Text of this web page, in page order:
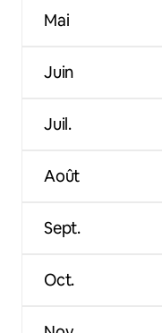
Mai
Juin
Juil.
Août
Sept.
Oct.